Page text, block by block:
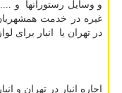
و وسایل رستورانها و
غیره در خدمت
در تهران یا انبار برای
اجاره انبار در تهران و